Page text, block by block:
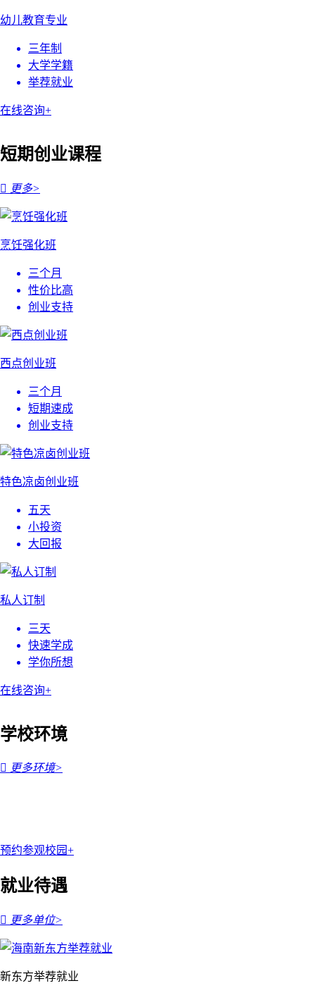
幼儿教育专业
三年制
大学学籍
举荐就业
在线咨询+
短期创业课程
 更多>
烹饪强化班
三个月
性价比高
创业支持
西点创业班
三个月
短期速成
创业支持
特色凉卤创业班
五天
小投资
大回报
私人订制
三天
快速学成
学你所想
在线咨询+
学校环境
 更多环境>
预约参观校园+
就业待遇
 更多单位>
新东方举荐就业